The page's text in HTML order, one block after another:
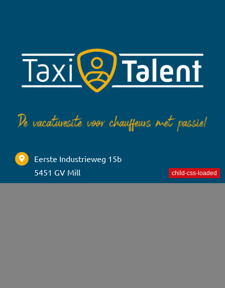
Eerste Industrieweg 15b
5451 GV Mill